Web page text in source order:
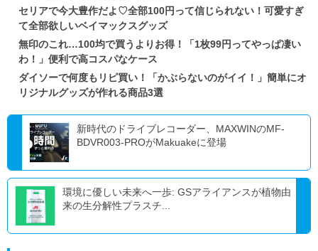
セリアで今大豊作だよ♡全部100円って信じられない！可愛すぎ
て全部欲しいベイマックスグッズ
無印のこれ…100均で買うよりお得！「1枚99円ってやっぱ凄い
わ！」便利で高コスパなケース
ダイソーで何度もリピ買い！「かぶらないのがイイ！」簡単にオ
リジナルグッズが作れる商品3選
新時代のドライブレコーダー、MAXWINのMF-
BDVR003-PROがMakuakeに登場
環境に優しい未来へ一歩: GSアライアンスが植物由
来の生分解性プラスチ...